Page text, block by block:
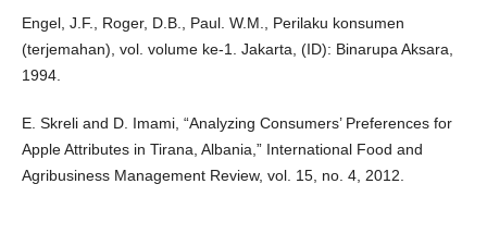
Engel, J.F., Roger, D.B., Paul. W.M., Perilaku konsumen
(terjemahan), vol. volume ke-1. Jakarta, (ID): Binarupa Aksara,
1994.
E. Skreli and D. Imami, “Analyzing Consumers’ Preferences for
Apple Attributes in Tirana, Albania,” International Food and
Agribusiness Management Review, vol. 15, no. 4, 2012.